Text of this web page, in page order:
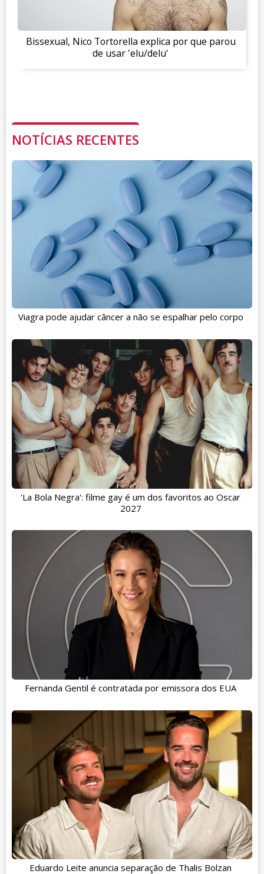
Bissexual, Nico Tortorella explica por que parou
de usar 'elu/delu'
NOTÍCIAS RECENTES
Viagra pode ajudar câncer a não se espalhar pelo corpo
'La Bola Negra': filme gay é um dos favoritos ao Oscar
2027
Fernanda Gentil é contratada por emissora dos EUA
Eduardo Leite anuncia separação de Thalis Bolzan